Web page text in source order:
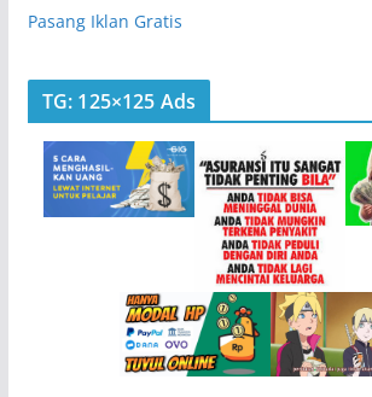
Pasang Iklan Gratis
TG: 125×125 Ads